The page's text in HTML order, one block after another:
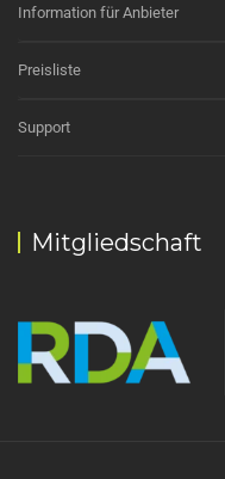
Information für Anbieter
Preisliste
Support
Mitgliedschaft